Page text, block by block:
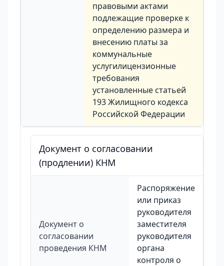
правовыми актами
подлежащие проверке к
определению размера и
внесению платы за
коммунальные
услугилицензионные
требования
установленные статьей
193 Жилищного кодекса
Российской Федерации
Документ о согласовании
(продлении) КНМ
Документ о
согласовании
проведения КНМ
Распоряжение
или приказ
руководителя
заместителя
руководителя
органа
контроля о